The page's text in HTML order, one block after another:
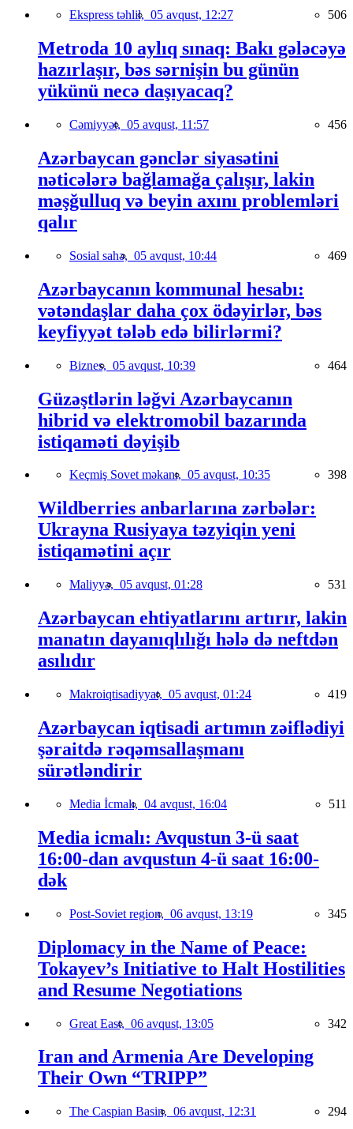
Ekspress təhlil, 05 avqust, 12:27 506
Metroda 10 aylıq sınaq: Bakı gələcəyə
hazırlaşır, bəs sərnişin bu günün
yükünü necə daşıyacaq?
Cəmiyyət, 05 avqust, 11:57 456
Azərbaycan gənclər siyasətini
nəticələrə bağlamağa çalışır, lakin
məşğulluq və beyin axını problemləri
qalır
Sosial sahə, 05 avqust, 10:44 469
Azərbaycanın kommunal hesabı:
vətəndaşlar daha çox ödəyirlər, bəs
keyfiyyət tələb edə bilirlərmi?
Biznes, 05 avqust, 10:39 464
Güzəştlərin ləğvi Azərbaycanın
hibrid və elektromobil bazarında
istiqaməti dəyişib
Keçmiş Sovet məkanı, 05 avqust, 10:35 398
Wildberries anbarlarına zərbələr:
Ukrayna Rusiyaya təzyiqin yeni
istiqamətini açır
Maliyyə, 05 avqust, 01:28 531
Azərbaycan ehtiyatlarını artırır, lakin
manatın dayanıqlılığı hələ də neftdən
asılıdır
Makroiqtisadiyyat, 05 avqust, 01:24 419
Azərbaycan iqtisadi artımın zəiflədiyi
şəraitdə rəqəmsallaşmanı
sürətləndirir
Media İcmalı, 04 avqust, 16:04 511
Media icmalı: Avqustun 3-ü saat
16:00-dan avqustun 4-ü saat 16:00-
dək
Post-Soviet region, 06 avqust, 13:19 345
Diplomacy in the Name of Peace:
Tokayev’s Initiative to Halt Hostilities
and Resume Negotiations
Great East, 06 avqust, 13:05 342
Iran and Armenia Are Developing
Their Own “TRIPP”
The Caspian Basin, 06 avqust, 12:31 294